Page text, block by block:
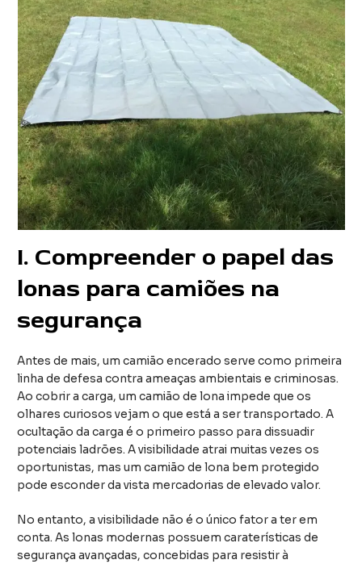
I. Compreender o papel das
lonas para camiões na
segurança
Antes de mais, um camião encerado serve como primeira
linha de defesa contra ameaças ambientais e criminosas.
Ao cobrir a carga, um camião de lona impede que os
olhares curiosos vejam o que está a ser transportado. A
ocultação da carga é o primeiro passo para dissuadir
potenciais ladrões. A visibilidade atrai muitas vezes os
oportunistas, mas um camião de lona bem protegido
pode esconder da vista mercadorias de elevado valor.
No entanto, a visibilidade não é o único fator a ter em
conta. As lonas modernas possuem caraterísticas de
segurança avançadas, concebidas para resistir à